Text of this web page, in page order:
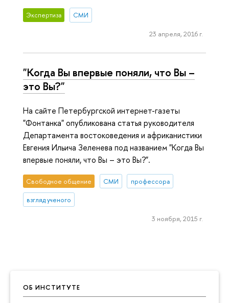
ОБ ИНСТИТУТЕ
Экспертиза СМИ
23 апреля, 2016 г.
"Когда Вы впервые поняли, что Вы –
это Вы?"
На сайте Петербургской интернет-газеты
"Фонтанка" опубликована статья руководителя
Департамента востоковедения и африканистики
Евгения Ильича Зеленева под названием "Когда Вы
впервые поняли, что Вы – это Вы?".
Свободное общение СМИ профессора
взгляд ученого
3 ноября, 2015 г.